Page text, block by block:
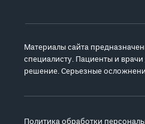
Материалы сайта
специалисту. Пациенты и
решение. Серьезные
Политика обработки